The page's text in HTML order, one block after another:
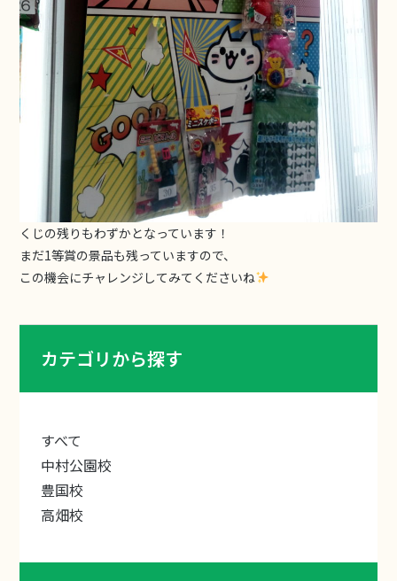
カテゴリから探す
すべて
中村公園校
豊国校
高畑校
くじの残りもわずかとなっています！
まだ1等賞の景品も残っていますので、
この機会にチャレンジしてみてくださいね